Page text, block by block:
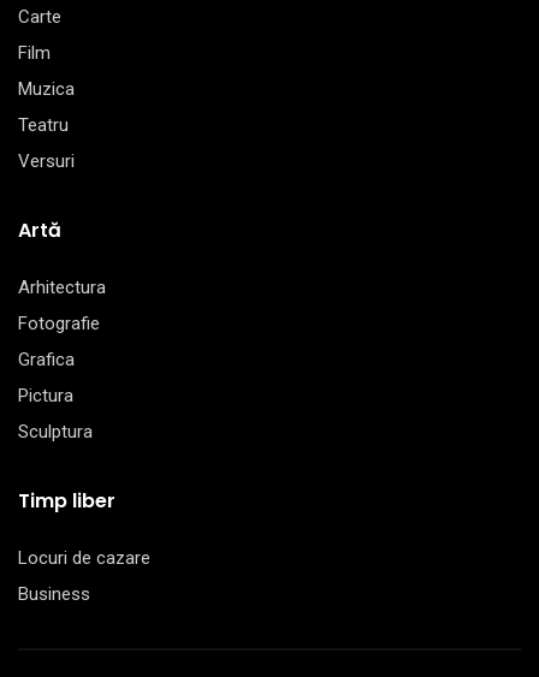
Carte
Film
Muzica
Teatru
Versuri
Artă
Arhitectura
Fotografie
Grafica
Pictura
Sculptura
Timp liber
Locuri de cazare
Business